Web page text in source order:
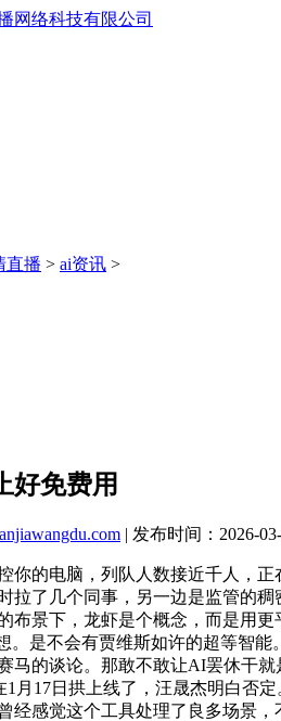
直播 > ai资讯 >
好免费用
| 发布时间：2026-
的电脑，列队人数接近千人，正
拉了几个同事，另一边是监管的
布景下，龙虾是个概念，而是用
。是不会有贾维斯如许的超等智
马的谈论。那敢不敢让AI罢休干
1月17日拱上线了，汪晟杰明白否
经感觉这个工具处理了良多场景